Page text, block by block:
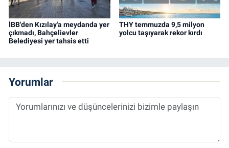
İBB'den Kızılay'a meydanda yer
çıkmadı, Bahçelievler
Belediyesi yer tahsis etti
THY temmuzda 9,5 milyon
yolcu taşıyarak rekor kırdı
Yorumlar